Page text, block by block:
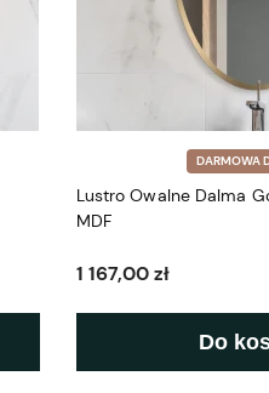
DARMOWA
Lustro Owalne Dalma
MDF
1 167,00 zł
Do